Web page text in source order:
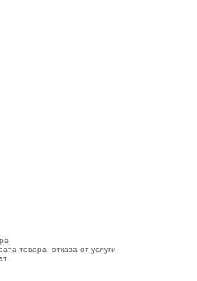
товара, отказа от услуги